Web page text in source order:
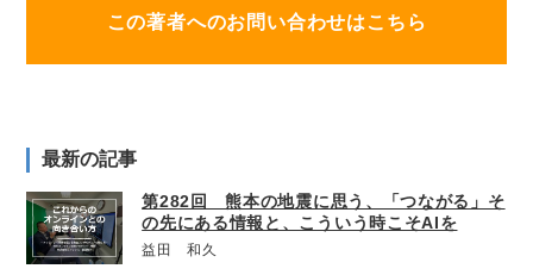
この著者へのお問い合わせはこちら
最新の記事
第282回 熊本の地震に思う、「つながる」そ
の先にある情報と、こういう時こそAIを
益田 和久